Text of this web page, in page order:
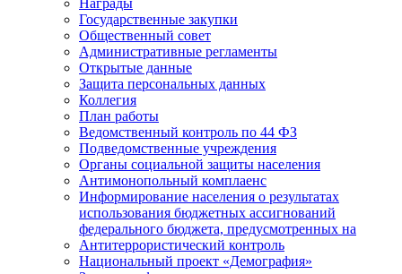
Государственные закупки
Общественный совет
Административные регламенты
Открытые данные
Защита персональных данных
Коллегия
План работы
Ведомственный контроль по 44 ФЗ
Подведомственные учреждения
Органы социальной защиты населения
Антимонопольный комплаенс
Информирование населения о результатах
использования бюджетных ассигнований
федерального бюджета, предусмотренных на
Антитеррористический контроль
Национальный проект «Демография»